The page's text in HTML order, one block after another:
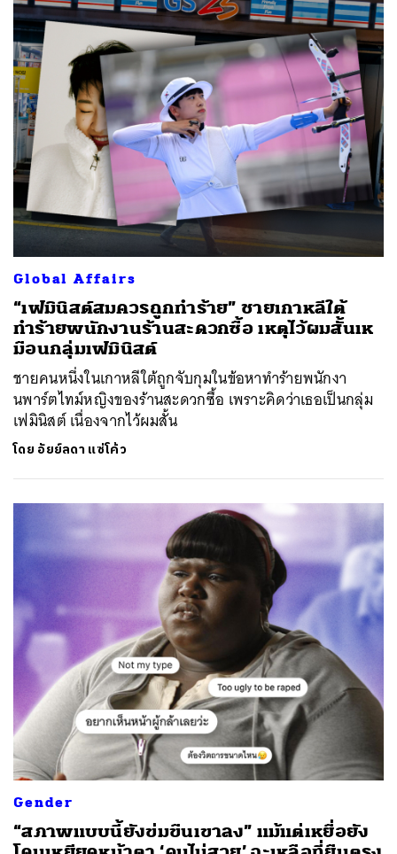
Global Affairs
“เฟมินิสต์สมควรถูกทำร้าย” ชายเกาหลีใต้
ทำร้ายพนักงานร้านสะดวกซื้อ เหตุไว้ผมสั้นเห
มือนกลุ่มเฟมินิสต์
ชายคนหนึ่งในเกาหลีใต้ถูกจับกุมในข้อหาทำร้ายพนักงา
นพาร์ตไทม์หญิงของร้านสะดวกซื้อ เพราะคิดว่าเธอเป็นกลุ่ม
เฟมินิสต์ เนื่องจากไว้ผมสั้น
โดย อัยย์ลดา แซ่โค้ว
Gender
“สภาพแบบนี้ยังข่มขืนเขาลง” แม้แต่เหยื่อยัง